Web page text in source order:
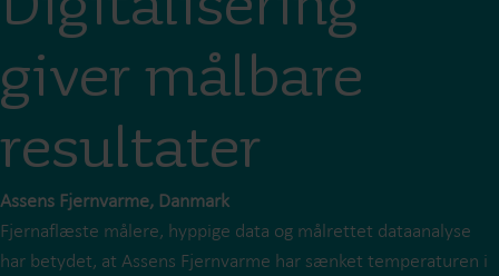
giver målbare
resultater
Assens Fjernvarme, Danmark
Fjernaflæste målere, hyppige data og målrettet dataanalyse
har betydet, at Assens Fjernvarme har sænket temperaturen i